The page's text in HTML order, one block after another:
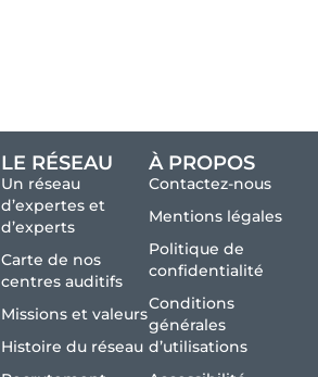
LE RÉSEAU
Un réseau
d’expertes et
d’experts
Carte de nos
centres auditifs
Missions et valeurs
Histoire du réseau
À PROPOS
Contactez-nous
Mentions légales
Politique de
confidentialité
Conditions
générales
d’utilisations